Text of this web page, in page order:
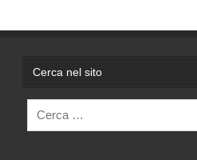
Cerca nel sito